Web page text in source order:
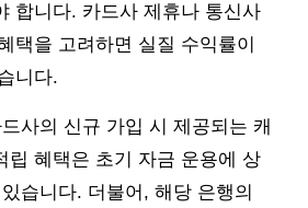
합니다. 카드사 제휴나 통신사
택을 고려하면 실질 수익률이
니다.
사의 신규 가입 시 제공되는 캐
립 혜택은 초기 자금 운용에 상
습니다. 더불어, 해당 은행의